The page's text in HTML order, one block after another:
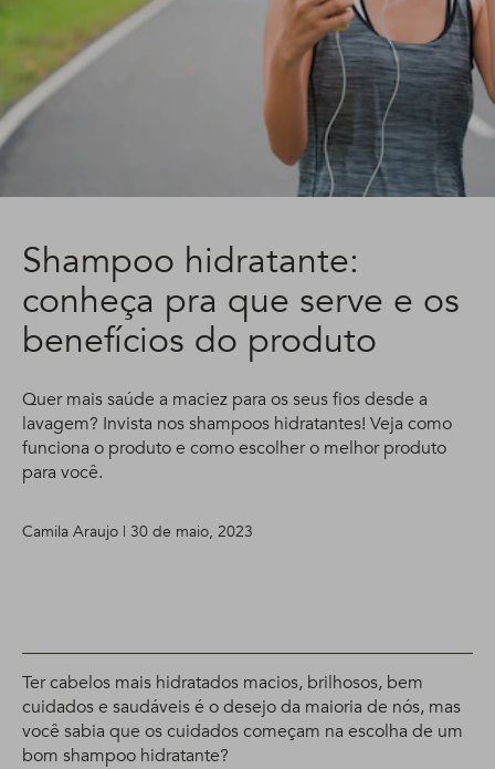
Shampoo hidratante:
conheça pra que serve e os
benefícios do produto
Quer mais saúde a maciez para os seus fios desde a
lavagem? Invista nos shampoos hidratantes! Veja como
funciona o produto e como escolher o melhor produto
para você.
Camila Araujo | 30 de maio, 2023
Ter cabelos mais hidratados macios, brilhosos, bem
cuidados e saudáveis é o desejo da maioria de nós, mas
você sabia que os cuidados começam na escolha de um
bom shampoo hidratante?